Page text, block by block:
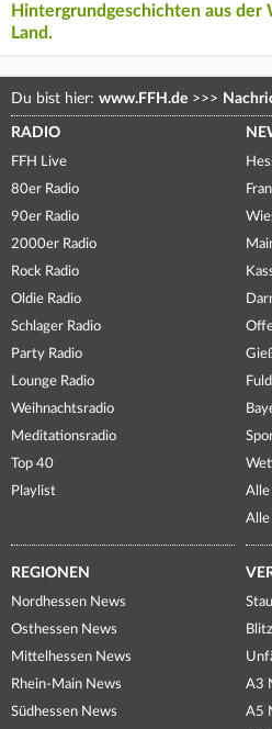
Hintergrundgeschichten aus der
Land.
Du bist hier: www.FFH.de >>>
RADIO
FFH Live
80er Radio
90er Radio
2000er Radio
Rock Radio
Oldie Radio
Schlager Radio
Party Radio
Lounge Radio
Weihnachtsradio
Meditationsradio
Top 40
Playlist
Alle
REGIONEN
Nordhessen News
Osthessen News
Mittelhessen News
Rhein-Main News
Südhessen News
A3
A5